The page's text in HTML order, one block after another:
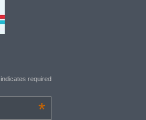
indicates required
*